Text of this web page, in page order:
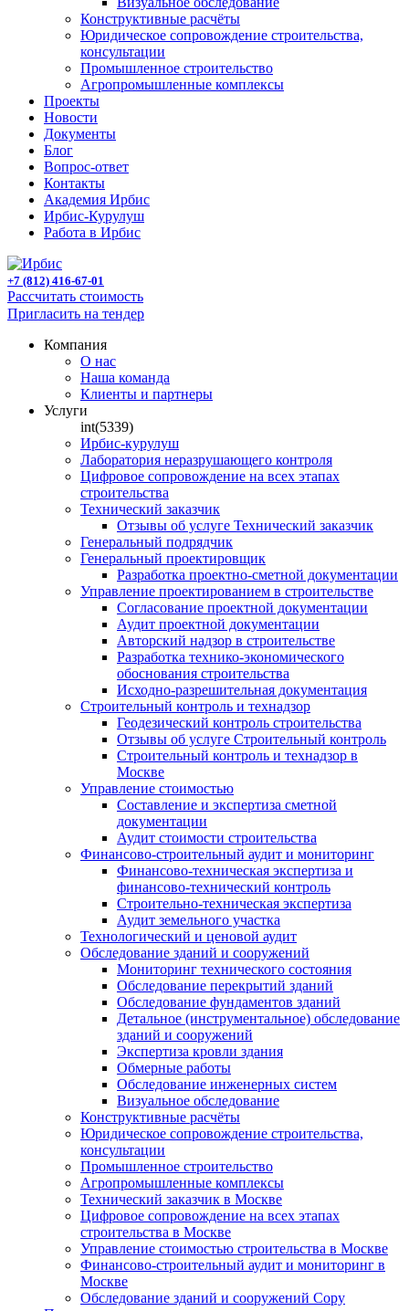
Конструктивные расчёты
Юридическое сопровождение строительства,
консультации
Промышленное строительство
Агропромышленные комплексы
Проекты
Новости
Документы
Блог
Вопрос-ответ
Контакты
Академия Ирбис
Ирбис-Курулуш
Работа в Ирбис
+7 (812) 416-67-01
Рассчитать стоимость
Пригласить на тендер
Компания
О нас
Наша команда
Клиенты и партнеры
Услуги
int(5339)
Ирбис-курулуш
Лаборатория неразрушающего контроля
Цифровое сопровождение на всех этапах
строительства
Технический заказчик
Отзывы об услуге Технический заказчик
Генеральный подрядчик
Генеральный проектировщик
Разработка проектно-сметной документации
Управление проектированием в строительстве
Согласование проектной документации
Аудит проектной документации
Авторский надзор в строительстве
Разработка технико-экономического
обоснования строительства
Исходно-разрешительная документация
Строительный контроль и технадзор
Геодезический контроль строительства
Отзывы об услуге Строительный контроль
Строительный контроль и технадзор в
Москве
Управление стоимостью
Составление и экспертиза сметной
документации
Аудит стоимости строительства
Финансово-строительный аудит и мониторинг
Финансово-техническая экспертиза и
финансово-технический контроль
Строительно-техническая экспертиза
Аудит земельного участка
Технологический и ценовой аудит
Обследование зданий и сооружений
Мониторинг технического состояния
Обследование перекрытий зданий
Обследование фундаментов зданий
Детальное (инструментальное) обследование
зданий и сооружений
Экспертиза кровли здания
Обмерные работы
Обследование инженерных систем
Визуальное обследование
Конструктивные расчёты
Юридическое сопровождение строительства,
консультации
Промышленное строительство
Агропромышленные комплексы
Технический заказчик в Москве
Цифровое сопровождение на всех этапах
строительства в Москве
Управление стоимостью строительства в Москве
Финансово-строительный аудит и мониторинг в
Москве
Обследование зданий и сооружений Copy